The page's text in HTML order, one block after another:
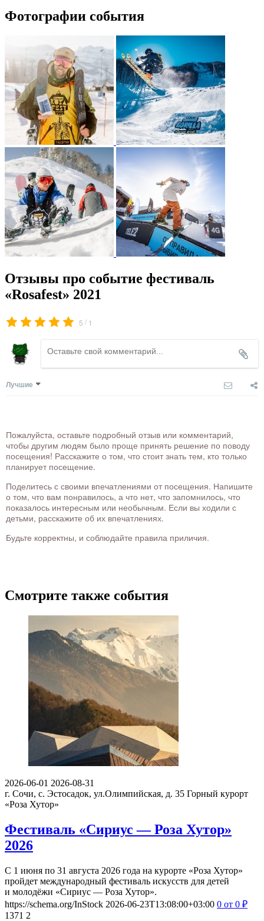
Фотографии события
Отзывы про событие фестиваль
«Rosafest» 2021
5 / 1
Лучшие
Пожалуйста, оставьте подробный отзыв или комментарий,
чтобы другим людям было проще принять решение по поводу
посещения! Расскажите о том, что стоит знать тем, кто только
планирует посещение.
Поделитесь с своими впечатлениями от посещения. Напишите
о том, что вам понравилось, а что нет, что запомнилось, что
показалось интересным или необычным. Если вы ходили с
детьми, расскажите об их впечатлениях.
Будьте корректны, и соблюдайте правила приличия.
Смотрите также события
2026-06-01 2026-08-31
г. Сочи, с. Эстосадок, ул.Олимпийская, д. 35 Горный курорт
«Роза Хутор»
Фестиваль «Сириус — Роза Хутор»
2026
С 1 июня по 31 августа 2026 года на курорте «Роза Хутор»
пройдет международный фестиваль искусств для детей
и молодёжи «Сириус — Роза Хутор».
https://schema.org/InStock 2026-06-23T13:08:00+03:00 0 от 0 ₽
1371 2